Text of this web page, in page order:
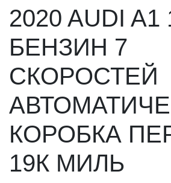
2020 AUDI A1
БЕНЗИН 7
СКОРОСТЕЙ
КОРОБКА
19К МИЛЬ